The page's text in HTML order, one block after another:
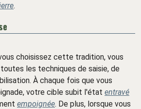
.
choisissez cette tradition, vous
les techniques de saisie, de
À chaque fois que vous
votre cible subit l'état entravé
empoignée. De plus, lorsque vous